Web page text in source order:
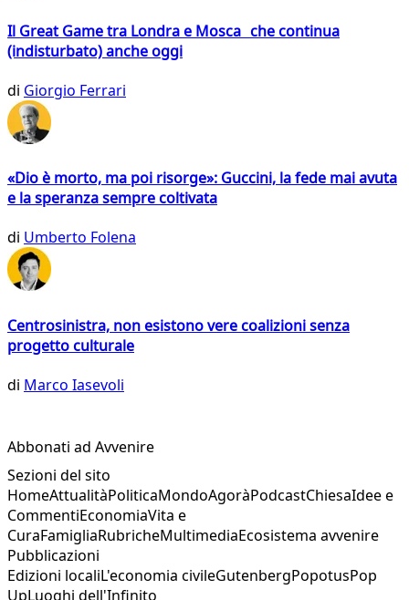
Il Great Game tra Londra e Mosca che continua
(indisturbato) anche oggi
di Giorgio Ferrari
«Dio è morto, ma poi risorge»: Guccini, la fede mai avuta
e la speranza sempre coltivata
di Umberto Folena
Centrosinistra, non esistono vere coalizioni senza
progetto culturale
di Marco Iasevoli
Abbonati ad Avvenire
Sezioni del sito
HomeAttualitàPoliticaMondoAgoràPodcastChiesaIdee e
CommentiEconomiaVita e
CuraFamigliaRubricheMultimediaEcosistema avvenire
Pubblicazioni
Edizioni localiL'economia civileGutenbergPopotusPop
UpLuoghi dell'Infinito